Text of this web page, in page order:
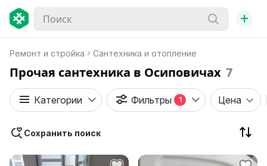
+
Ремонт и стройка Сантехника и отопление
Прочая сантехника в Осиповичах 7
Категории Фильтры 1 Цена
Сохранить поиск